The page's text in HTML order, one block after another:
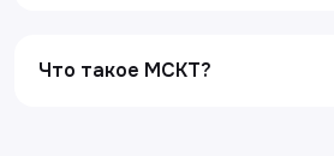
Что такое МСКТ?